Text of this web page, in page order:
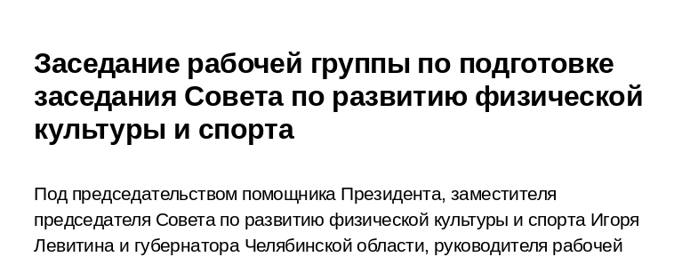
Заседание рабочей группы по подготовке
заседания Совета по развитию физической
культуры и спорта
Под председательством помощника Президента, заместителя
председателя Совета по развитию физической культуры и спорта Игоря
Левитина и губернатора Челябинской области, руководителя рабочей